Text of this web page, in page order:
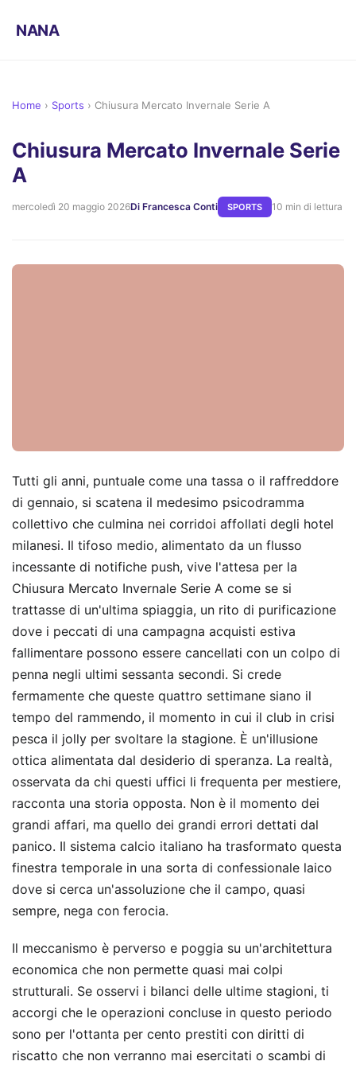
NANA
Home › Sports › Chiusura Mercato Invernale Serie A
Chiusura Mercato Invernale Serie
A
mercoledì 20 maggio 2026Di Francesca Conti SPORTS 10 min di lettura
Tutti gli anni, puntuale come una tassa o il raffreddore
di gennaio, si scatena il medesimo psicodramma
collettivo che culmina nei corridoi affollati degli hotel
milanesi. Il tifoso medio, alimentato da un flusso
incessante di notifiche push, vive l'attesa per la
Chiusura Mercato Invernale Serie A come se si
trattasse di un'ultima spiaggia, un rito di purificazione
dove i peccati di una campagna acquisti estiva
fallimentare possono essere cancellati con un colpo di
penna negli ultimi sessanta secondi. Si crede
fermamente che queste quattro settimane siano il
tempo del rammendo, il momento in cui il club in crisi
pesca il jolly per svoltare la stagione. È un'illusione
ottica alimentata dal desiderio di speranza. La realtà,
osservata da chi questi uffici li frequenta per mestiere,
racconta una storia opposta. Non è il momento dei
grandi affari, ma quello dei grandi errori dettati dal
panico. Il sistema calcio italiano ha trasformato questa
finestra temporale in una sorta di confessionale laico
dove si cerca un'assoluzione che il campo, quasi
sempre, nega con ferocia.
Il meccanismo è perverso e poggia su un'architettura
economica che non permette quasi mai colpi
strutturali. Se osservi i bilanci delle ultime stagioni, ti
accorgi che le operazioni concluse in questo periodo
sono per l'ottanta per cento prestiti con diritti di
riscatto che non verranno mai esercitati o scambi di